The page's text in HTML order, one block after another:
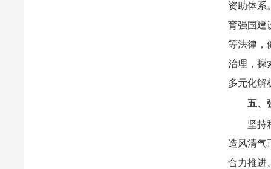
资助体系
育强国建
等法律，
治理，探
多元化解
五、
坚持
造风清气
合力推进